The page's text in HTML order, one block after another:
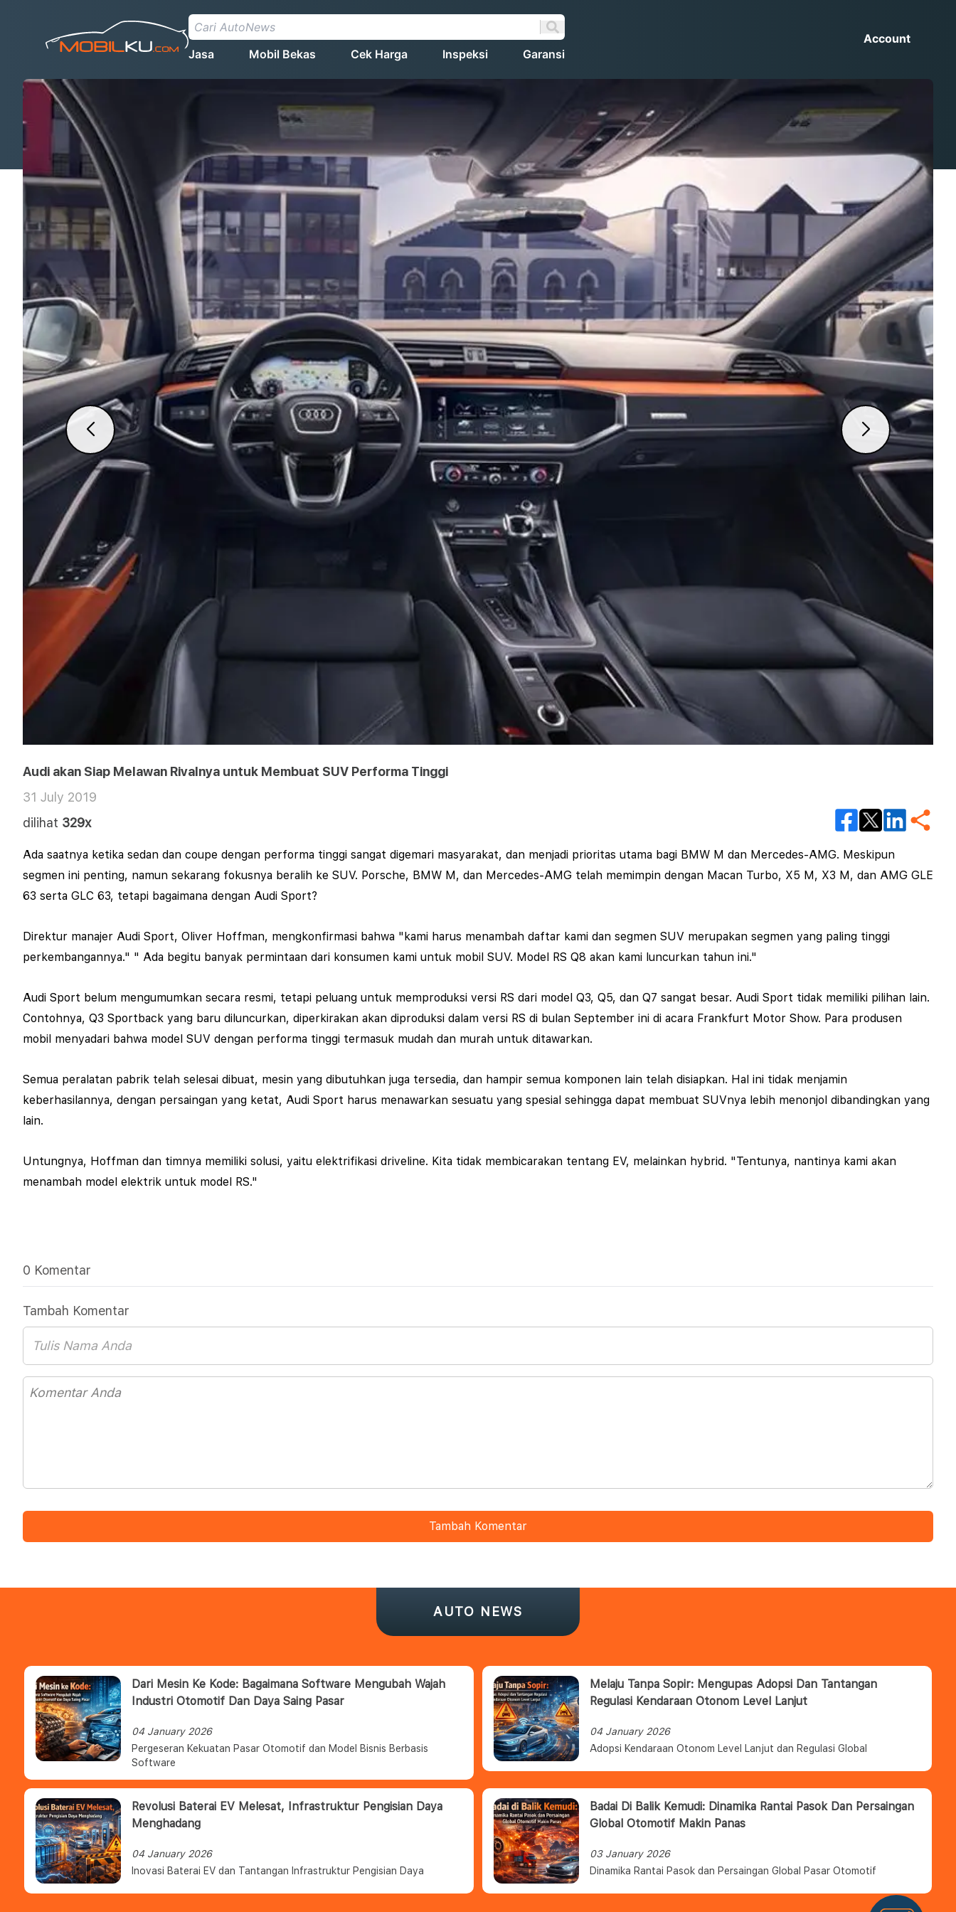
Jasa Mobil Bekas Cek Harga Inspeksi Garansi
Account
Audi akan Siap Melawan Rivalnya untuk Membuat SUV Performa Tinggi
31 July 2019
dilihat 329x
Ada saatnya ketika sedan dan coupe dengan performa tinggi sangat digemari masyarakat, dan menjadi prioritas utama bagi BMW M dan Mercedes-AMG. Meskipun
segmen ini penting, namun sekarang fokusnya beralih ke SUV. Porsche, BMW M, dan Mercedes-AMG telah memimpin dengan Macan Turbo, X5 M, X3 M, dan AMG GLE
63 serta GLC 63, tetapi bagaimana dengan Audi Sport?
Direktur manajer Audi Sport, Oliver Hoffman, mengkonfirmasi bahwa "kami harus menambah daftar kami dan segmen SUV merupakan segmen yang paling tinggi
perkembangannya." " Ada begitu banyak permintaan dari konsumen kami untuk mobil SUV. Model RS Q8 akan kami luncurkan tahun ini."
Audi Sport belum mengumumkan secara resmi, tetapi peluang untuk memproduksi versi RS dari model Q3, Q5, dan Q7 sangat besar. Audi Sport tidak memiliki pilihan lain.
Contohnya, Q3 Sportback yang baru diluncurkan, diperkirakan akan diproduksi dalam versi RS di bulan September ini di acara Frankfurt Motor Show. Para produsen
mobil menyadari bahwa model SUV dengan performa tinggi termasuk mudah dan murah untuk ditawarkan.
Semua peralatan pabrik telah selesai dibuat, mesin yang dibutuhkan juga tersedia, dan hampir semua komponen lain telah disiapkan. Hal ini tidak menjamin
keberhasilannya, dengan persaingan yang ketat, Audi Sport harus menawarkan sesuatu yang spesial sehingga dapat membuat SUVnya lebih menonjol dibandingkan yang
lain.
Untungnya, Hoffman dan timnya memiliki solusi, yaitu elektrifikasi driveline. Kita tidak membicarakan tentang EV, melainkan hybrid. "Tentunya, nantinya kami akan
menambah model elektrik untuk model RS."
0 Komentar
Tambah Komentar
Tambah Komentar
AUTO NEWS
Dari Mesin Ke Kode: Bagaimana Software Mengubah Wajah
Industri Otomotif Dan Daya Saing Pasar
04 January 2026
Pergeseran Kekuatan Pasar Otomotif dan Model Bisnis Berbasis
Software
Melaju Tanpa Sopir: Mengupas Adopsi Dan Tantangan
Regulasi Kendaraan Otonom Level Lanjut
04 January 2026
Adopsi Kendaraan Otonom Level Lanjut dan Regulasi Global
Revolusi Baterai EV Melesat, Infrastruktur Pengisian Daya
Menghadang
04 January 2026
Inovasi Baterai EV dan Tantangan Infrastruktur Pengisian Daya
Badai Di Balik Kemudi: Dinamika Rantai Pasok Dan Persaingan
Global Otomotif Makin Panas
03 January 2026
Dinamika Rantai Pasok dan Persaingan Global Pasar Otomotif